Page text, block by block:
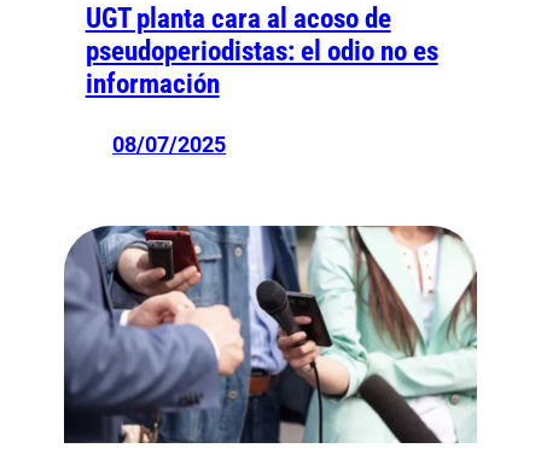
UGT planta cara al acoso de
pseudoperiodistas: el odio no es
información
08/07/2025